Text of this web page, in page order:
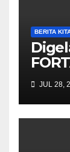
BERITA
JUL 28,